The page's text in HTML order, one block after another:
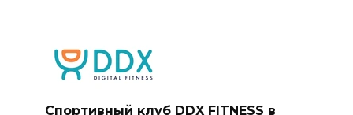
Спортивный клуб DDX FITNESS в